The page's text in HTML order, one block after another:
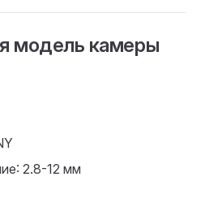
модель камеры
2.8-12 мм